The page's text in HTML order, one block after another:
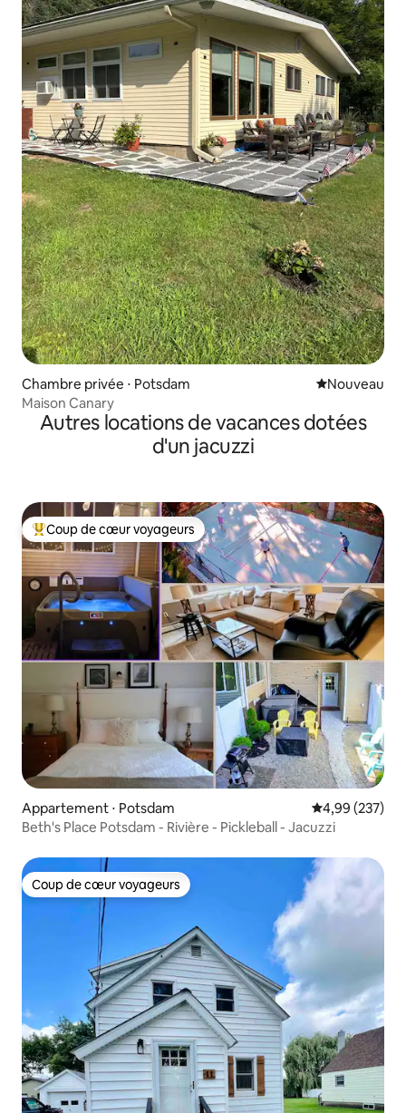
Chambre privée ⋅ Potsdam Nouvel
Nouveau
Maison Canary
Autres locations de vacances dotées
d'un jacuzzi
Coups de cœur voyageurs les plus appréciés
Coup de cœur voyageurs
Appartement ⋅ Potsdam Évaluation
4,99 (237)
Beth's Place Potsdam - Rivière - Pickleball - Jacuzzi
Coup de cœur voyageurs
Coup de cœur voyageurs